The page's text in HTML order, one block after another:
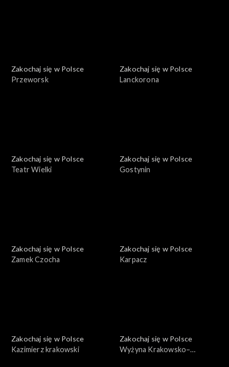
Zakochaj się w Polsce
Przeworsk
Zakochaj się w Polsce
Lanckorona
Zakochaj się w Polsce
Teatr Wielki
Zakochaj się w Polsce
Gostynin
Zakochaj się w Polsce
Zamek Czocha
Zakochaj się w Polsce
Karpacz
Zakochaj się w Polsce
Kazimierz krakowski
Zakochaj się w Polsce
Wyżyna Krakowsko–